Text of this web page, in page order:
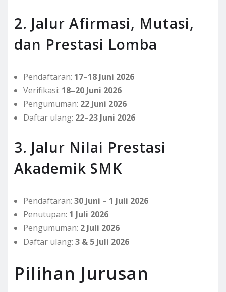
2. Jalur Afirmasi, Mutasi,
dan Prestasi Lomba
Pendaftaran: 17–18 Juni 2026
Verifikasi: 18–20 Juni 2026
Pengumuman: 22 Juni 2026
Daftar ulang: 22–23 Juni 2026
3. Jalur Nilai Prestasi
Akademik SMK
Pendaftaran: 30 Juni – 1 Juli 2026
Penutupan: 1 Juli 2026
Pengumuman: 2 Juli 2026
Daftar ulang: 3 & 5 Juli 2026
Pilihan Jurusan